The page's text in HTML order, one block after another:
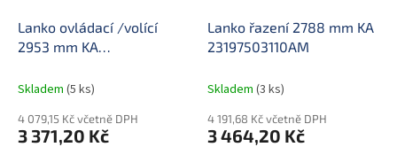
Lanko ovládací /volící
2953 mm KA
Skladem (5 ks)
4 079,15 Kč včetně DPH
3 371,20 Kč
Lanko řazení 2788 mm KA
23197503110AM
Skladem (3 ks)
4 191,68 Kč včetně DPH
3 464,20 Kč